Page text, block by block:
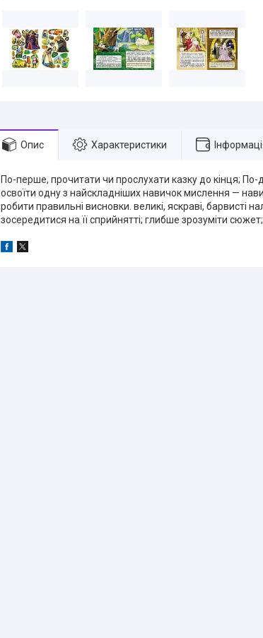
Опис Характеристики
По-перше, прочитати чи прослухати казку до кінця; По-
освоїти одну з найскладніших навичок мислення —
робити правильні висновки. великі, яскраві, барвисті
зосередитися на її сприйнятті; глибше зрозуміти